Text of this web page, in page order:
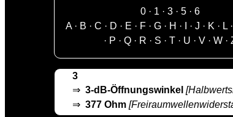
0· 1 · 3· 5· 6
A· B ·C · D · E · F ·G · H · ·J · K · L ·
· P · Q· R · S · T· U · V· W·
3
⇒ 3-dB-Öffnungswinkel
⇒ 377 Ohm